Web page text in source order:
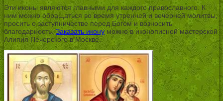
Эти иконы являются главными для каждого православного. К
ним можно обращаться во время утренней и вечерней молитвы,
просить о заступничестве перед Богом и возносить
благодарность.Заказать иконуможно в иконописной мастерской
Алипия Печерского в Москве.